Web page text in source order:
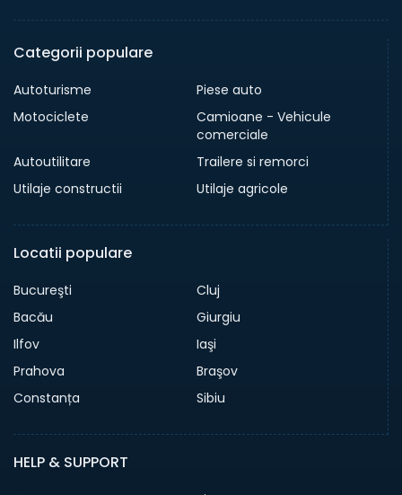
Categorii populare
Autoturisme
Piese auto
Motociclete
Camioane - Vehicule
comerciale
Autoutilitare
Trailere si remorci
Utilaje constructii
Utilaje agricole
Locatii populare
Bucureşti
Cluj
Bacău
Giurgiu
Ilfov
Iaşi
Prahova
Braşov
Constanța
Sibiu
HELP & SUPPORT